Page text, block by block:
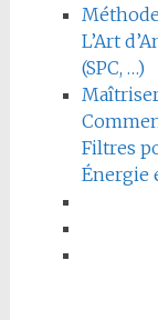
L’Art
(SPC, …)
Filtres
Énergie